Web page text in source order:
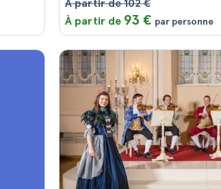
À partir de 102 €
À partir de 93 € par personne